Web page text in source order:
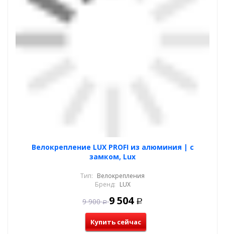
Велокрепление LUX PROFI из алюминия | с
замком, Lux
Тип: Велокрепления
Бренд: LUX
9 900 Р 9 504 Р
Купить сейчас